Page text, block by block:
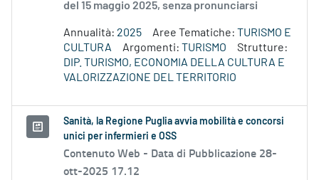
del 15 maggio 2025, senza pronunciarsi
Annualità: 2025 Aree Tematiche: TURISMO E
CULTURA
Argomenti: TURISMO
Strutture:
DIP. TURISMO, ECONOMIA DELLA CULTURA E
VALORIZZAZIONE DEL TERRITORIO
Sanità, la Regione Puglia avvia mobilità e concorsi
unici per infermieri e OSS
Contenuto Web - Data di Pubblicazione 28-
ott-2025 17.12